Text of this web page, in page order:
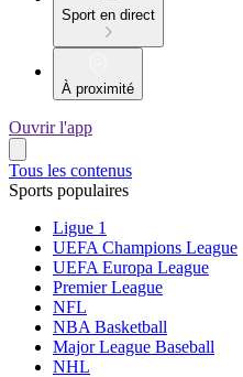
Sport en direct
À proximité
Ouvrir l'app
Tous les contenus
Sports populaires
Ligue 1
UEFA Champions League
UEFA Europa League
Premier League
NFL
NBA Basketball
Major League Baseball
NHL